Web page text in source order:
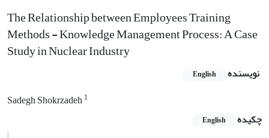
The Relationship between Employees Training
Methods - Knowledge Management Process: A Case
Study in Nuclear Industry
نویسنده English
Sadegh Shokrzadeh1
چکیده English